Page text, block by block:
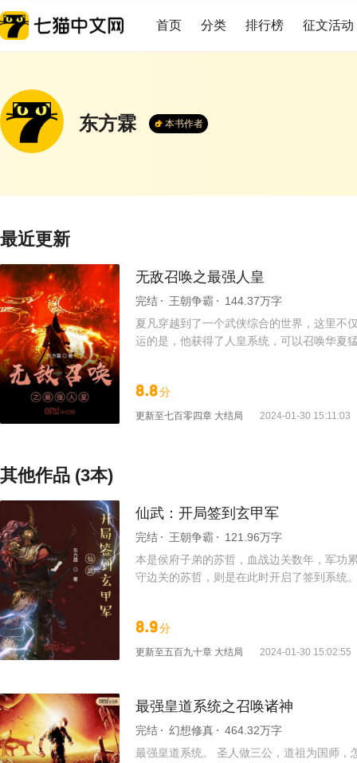
首页 分类 排行榜 征文活动
东方霖 本书作者
最近更新
无敌召唤之最强人皇
完结 王朝争霸
144.37万字
夏凡穿越到了一个武侠综合的世界，这里不
运的是，他获得了人皇系统，可以召唤华夏
8.8分
更新至七百零四章 大结局 2024-01-30 15:11:03
其他作品 (3本)
仙武：开局签到玄甲军
完结 王朝争霸
121.96万字
本是侯府子弟的苏哲，血战边关数年，军功
守边关的苏哲，则是在此时开启了签到系统
8.9分
更新至五百九十章 大结局 2024-01-30 15:02:55
最强皇道系统之召唤诸神
完结 幻想修真
464.32万字
最强皇道系统。 圣人做三公，道祖为国师